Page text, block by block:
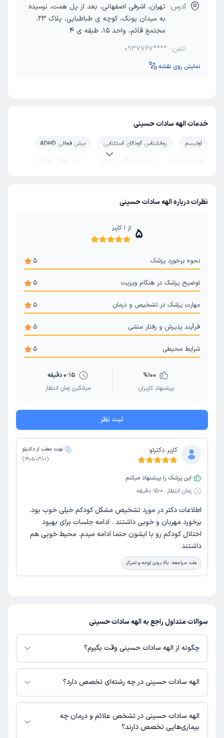
آدرس: تهران، اشرفی اصفهانی، بعد از پل همت، نرسیده
به میدان پونک، کوچه ی طباطبایی، پلاک 23،
مجتمع قائم، واحد 15، طبقه ی 4
تلفن: 0937767****
نمایش روی نقشه
خدمات الهه سادات حسینی
اوتیسم روانشناس کودکان استثنایی
بیش فعالی ADHD
مشاوره کودک
اختلال یادگیری کودکان بیش فعالی کودکان
نظرات درباره الهه سادات حسینی
5 از 1 کاربر
نحوه برخورد پزشک 5
توضیح پزشک در هنگام ویزیت 5
مهارت پزشک در تشخیص و درمان 5
فرآیند پذیرش و رفتار منشی 5
شرایط محیطی 5
%100
پیشنهاد کاربران
0-15 دقیقه
میانگین زمان انتظار
ثبت نظر
کاربر دکترتو
نوبت مطب از دکترتو
(
1405/03/01
)
این پزشک را پیشنهاد میکنم
زمان انتظار: 0-15 دقیقه
اطلاعات دکتر در مورد تشخیص مشکل کودکم خیلی خوب بود.
برخورد مهربان و خوبی داشتند . ادامه جلسات برای بهبود
اختلال کودکم رو با ایشون حتما ادامه میدم. محیط خوبی هم
داشتند‌
علت مراجعه: بالا بردن توجه و تمرکز
سوالات متداول راجع به الهه سادات حسینی
چگونه از الهه سادات حسینی وقت بگیرم؟
در صورتی کهالهه سادات حسینیدارای پروفایل فعال و نوبت‌دهی باز در پلتفرم
دکترتو باشند، می‌توانید از طریق این پلتفرم برای دریافت نوبت اقدام کنید. در
مطب، شماره تماس، برنامه حضور در مطب، تصاویر پزشک، ساعات کاری و سایر
اطلاعات مرتبط با خدمات پزشکی و نوبت‌گیری ممکن است در پروفایل ایشان در
دکترتو در دسترس باشد
الهه سادات حسینی در چه رشته‌ای تخصص دارد؟
الهه سادات حسینی در رشته‌های زیر (پیراپزشکی) تخصص دارند:
روانشناسی کودک
الهه سادات حسینی در تشخص علائم و درمان چه
بیماری‌هایی تخصص دارند؟